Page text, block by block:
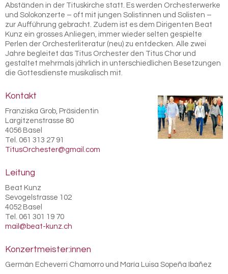
Abständen in der Tituskirche statt. Es werden Orchesterwerke
und Solokonzerte – oft mit jungen Solistinnen und Solisten –
zur Aufführung gebracht. Zudem ist es dem Dirigenten Beat
Kunz ein grosses Anliegen, immer wieder selten gespielte
Perlen der Orchesterliteratur (neu) zu entdecken. Alle zwei
Jahre begleitet das Titus Orchester den Titus Chor und
gestaltet mehrmals jährlich in unterschiedlichen Besetzungen
die Gottesdienste musikalisch mit.
Kontakt
Franziska Grob, Präsidentin
Largitzenstrasse 80
4056 Basel
Tel. 061 313 27 91
TitusOrchester@gmail.com
Leitung
Beat Kunz
Sevogelstrasse 102
4052 Basel
Tel. 061 301 19 70
mail@beat-kunz.ch
Konzertmeister:innen
Germán Echeverri Chamorro und María Luisa Sopeña Ibáñez